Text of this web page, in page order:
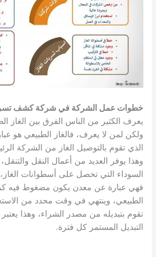
خطوات عمل الشركة في شركة كشف
يعرف الكثير من الناس الفرق بين الغاز
ولكن لمن لا يعرف، فالغاز الطبيعي هو
الذي تقوم بالتوصيل الغاز من الشركة
وهذا يوفر العديد من أعمال النقل
السوداء التي تحصل على أسطوانات
فهي عبارة عن معدن يكون مضغوط فيه
الطبيعي، وينتهي في وقت محدد من
تقوم بتبديله من مصدر الشراء، وهذا
التبديل المستمر كل فترة.